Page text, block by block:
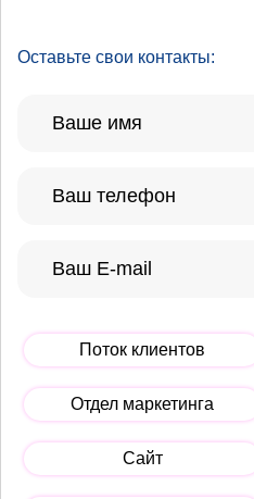
Оставьте свои контакты:
Поток клиентов
Отдел маркетинга
Сайт